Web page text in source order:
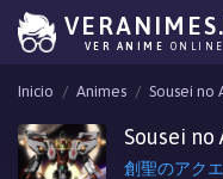
VER ANIME
Inicio Animes Sousei no
Sousei no
創聖のアク